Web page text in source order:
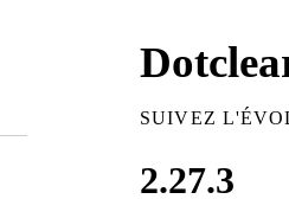
SUIVEZ
2.27.3